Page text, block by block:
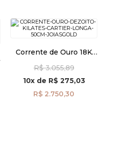
Corrente de Ouro 18K
com 50cm CO01541
R$ 3.055,89
10xde R$ 275,03
R$ 2.750,30